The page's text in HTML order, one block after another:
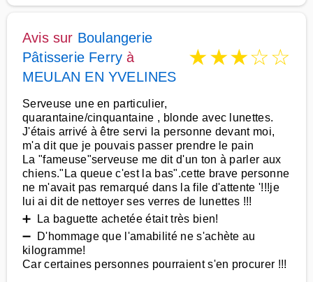
Avis sur Boulangerie
Pâtisserie Ferry à
MEULAN EN YVELINES
★★★☆☆
Serveuse une en particulier,
quarantaine/cinquantaine , blonde avec lunettes.
J'étais arrivé à être servi la personne devant moi,
m'a dit que je pouvais passer prendre le pain
La "fameuse"serveuse me dit d'un ton à parler aux
chiens."La queue c'est la bas".cette brave personne
ne m'avait pas remarqué dans la file d'attente '!!!je
lui ai dit de nettoyer ses verres de lunettes !!!
➕ La baguette achetée était très bien!
➖ D'hommage que l'amabilité ne s'achète au
kilogramme!
Car certaines personnes pourraient s'en procurer !!!